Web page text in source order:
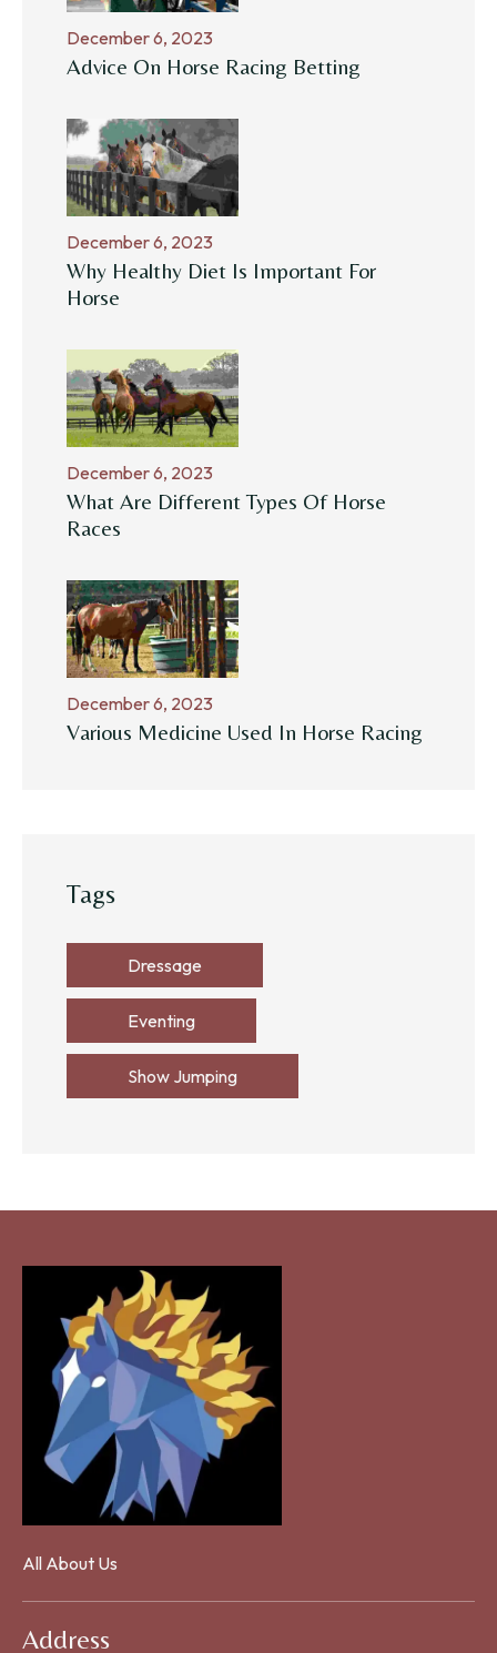
December 6, 2023
Advice On Horse Racing Betting
December 6, 2023
Why Healthy Diet Is Important For
Horse
December 6, 2023
What Are Different Types Of Horse
Races
December 6, 2023
Various Medicine Used In Horse Racing
Tags
Dressage
Eventing
Show Jumping
All About Us
Address